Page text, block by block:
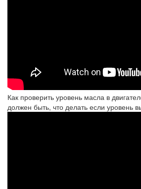
Как проверить уровень масла в
должен быть, что делать если уровень